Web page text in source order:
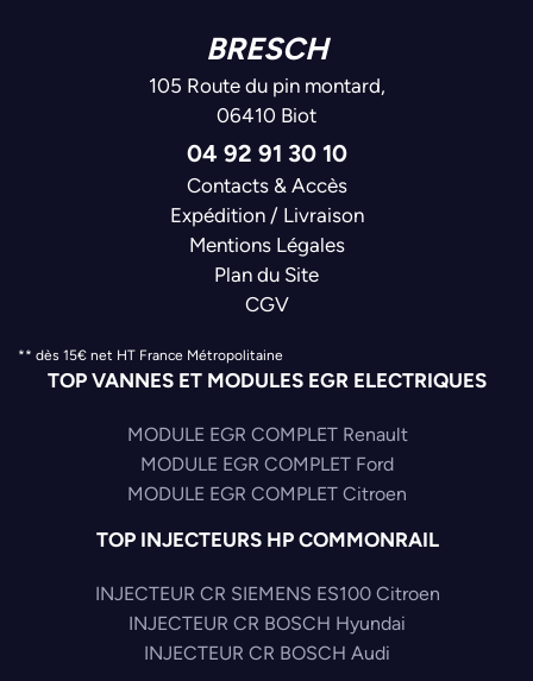
BRESCH
105 Route du pin montard,
06410 Biot
04 92 91 30 10
Contacts & Accès
Expédition / Livraison
Mentions Légales
Plan du Site
CGV
** dès 15€ net HT France Métropolitaine
TOP VANNES ET MODULES EGR ELECTRIQUES
MODULE EGR COMPLET Renault
MODULE EGR COMPLET Ford
MODULE EGR COMPLET Citroen
TOP INJECTEURS HP COMMONRAIL
INJECTEUR CR SIEMENS ES100 Citroen
INJECTEUR CR BOSCH Hyundai
INJECTEUR CR BOSCH Audi